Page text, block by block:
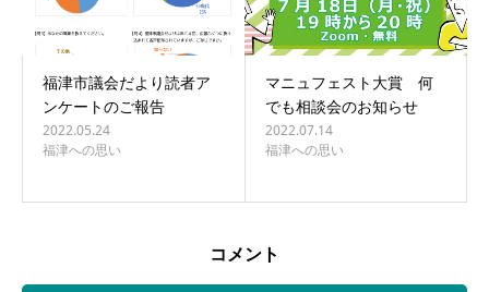
福津市議会だより読者ア
ンケートのご報告
2022.05.24
福津への思い
マニュフェスト大賞 何
でも相談会のお知らせ
2022.07.14
福津への思い
コメント